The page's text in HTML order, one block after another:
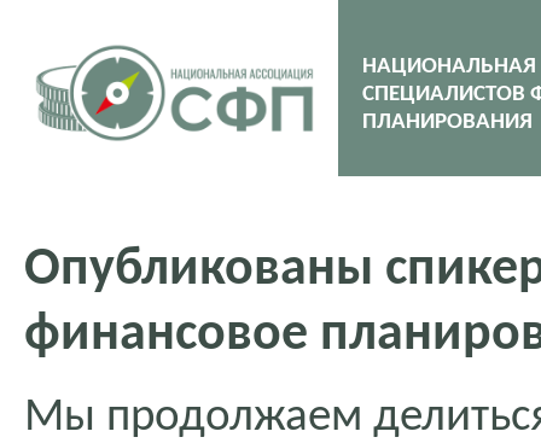
НАЦИОНАЛЬНАЯ
СПЕЦИАЛИСТОВ
ПЛАНИРОВАНИЯ
Опубликованы
финансовое
Мы продолжаем